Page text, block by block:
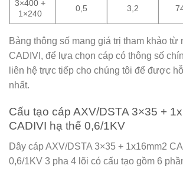
3×400 +
1×240
0,5 3,2
Bảng thông số mang giá trị tham khảo từ
CADIVI, để lựa chọn cáp có thông số
liên hệ trực tiếp cho chúng tôi để được
nhất.
Cấu tạo cáp AXV/DSTA 3×35 +
CADIVI hạ thế 0,6/1KV
Dây cáp AXV/DSTA 3×35 + 1x16mm2
0,6/1KV 3 pha 4 lõi có cấu tạo gồm 6